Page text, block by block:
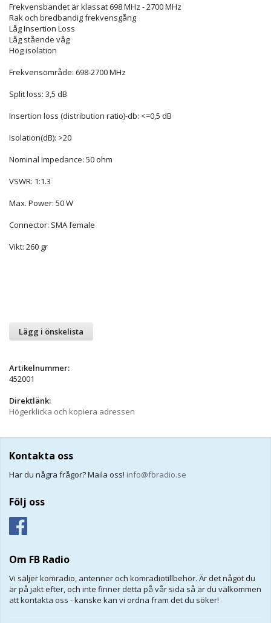
Frekvensbandet är klassat 698 MHz - 2700 MHz
Rak och bredbandig frekvensgång
Låg Insertion Loss
Låg stående våg
Hög isolation
Frekvensområde: 698-2700 MHz
Split loss: 3,5 dB
Insertion loss (distribution ratio)-db: <=0,5 dB
Isolation(dB): >20
Nominal Impedance: 50 ohm
VSWR: 1:1.3
Max. Power: 50 W
Connector: SMA female
Vikt: 260 gr
Lägg i önskelista
Artikelnummer:
452001
Direktlänk:
Högerklicka och kopiera adressen
Kontakta oss
Har du några frågor? Maila oss! info@fbradio.se
Följ oss
Om FB Radio
Vi säljer komradio, antenner och komradiotillbehör. Är det något du
är på jakt efter, och inte finner detta på vår sida så är du välkommen
att kontakta oss - kanske kan vi ordna fram det du söker!